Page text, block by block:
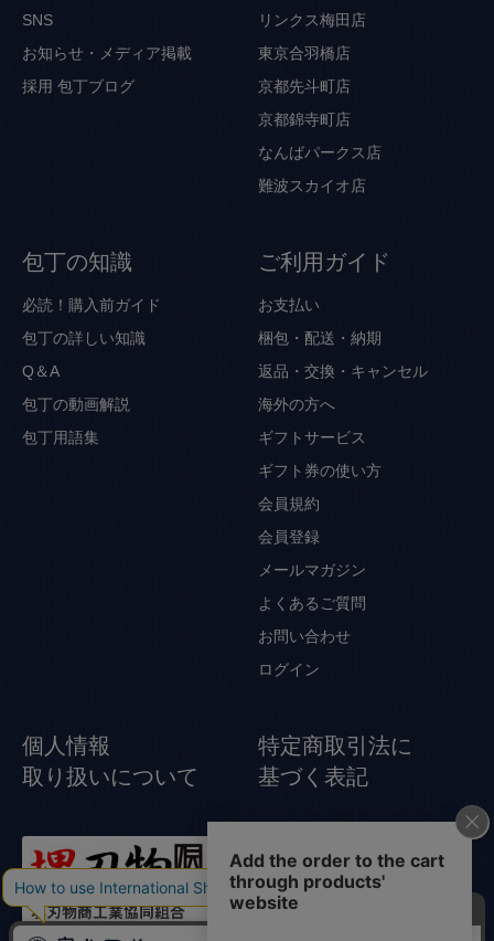
SNS
お知らせ・メディア掲載
採用 包丁ブログ
リンクス梅田店
東京合羽橋店
京都先斗町店
京都錦寺町店
なんばパークス店
難波スカイオ店
包丁の知識
必読！購入前ガイド
包丁の詳しい知識
Q＆A
包丁の動画解説
包丁用語集
ご利用ガイド
お支払い
梱包・配送・納期
返品・交換・キャンセル
海外の方へ
ギフトサービス
ギフト券の使い方
会員規約
会員登録
メールマガジン
よくあるご質問
お問い合わせ
ログイン
個人情報
取り扱いについて
特定商取引法に
基づく表記